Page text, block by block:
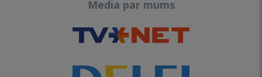
Media par mums